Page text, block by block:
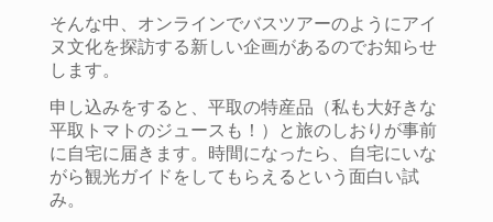
そんな中、オンラインでバスツアーのようにアイ
ヌ文化を探訪する新しい企画があるのでお知らせ
します。
申し込みをすると、平取の特産品（私も大好きな
平取トマトのジュースも！）と旅のしおりが事前
に自宅に届きます。 時間になったら、自宅にいな
がら観光ガイドをしてもらえるという面白い試
み。